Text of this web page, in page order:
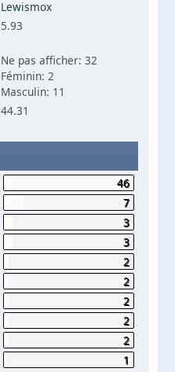
Lewismox
5.93
Ne pas afficher: 32
Féminin: 2
Masculin: 11
44.31
46
7
3
3
2
2
2
2
2
1